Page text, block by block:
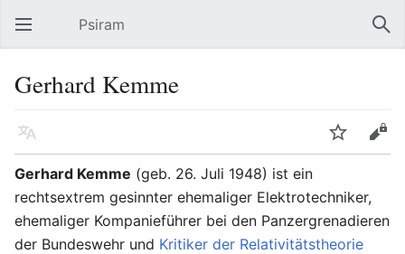
Hauptmenü öffnen Psiram
Gerhard Kemme
Sprache Beobachten
Bearbeiten
Gerhard Kemme (geb. 26. Juli 1948) ist ein
rechtsextrem gesinnter ehemaliger Elektrotechniker,
ehemaliger Kompanieführer bei den Panzergrenadieren
der Bundeswehr und Kritiker der Relativitätstheorie